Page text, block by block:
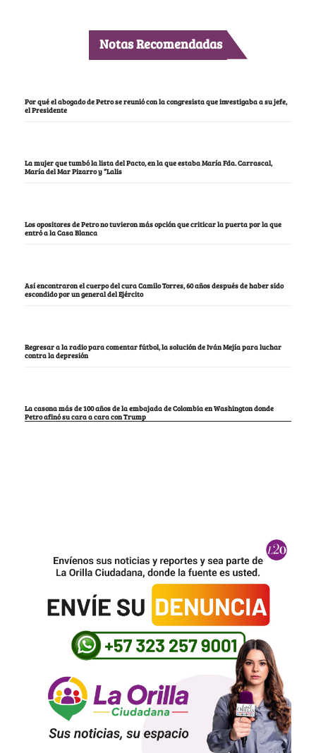
Notas Recomendadas
Por qué el abogado de Petro se reunió con la congresista que investigaba a su jefe,
el Presidente
La mujer que tumbó la lista del Pacto, en la que estaba María Fda. Carrascal,
María del Mar Pizarro y “Lalis
Los opositores de Petro no tuvieron más opción que criticar la puerta por la que
entró a la Casa Blanca
Así encontraron el cuerpo del cura Camilo Torres, 60 años después de haber sido
escondido por un general del Ejército
Regresar a la radio para comentar fútbol, la solución de Iván Mejía para luchar
contra la depresión
La casona más de 100 años de la embajada de Colombia en Washington donde
Petro afinó su cara a cara con Trump